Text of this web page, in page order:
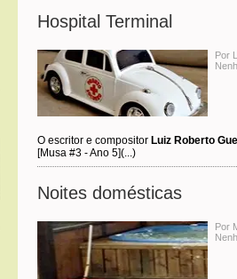
Hospital Terminal
Por
O escritor e compositor Luiz Roberto
[Musa #3 - Ano 5](...)
Noites domésticas
Por